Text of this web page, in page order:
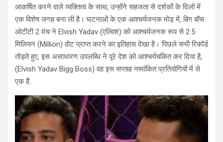
आकर्षित करने वाले व्यक्तित्व के साथ, उन्होंने सहजता से दर्शकों के दिलों में
एक विशेष जगह बना ली है। घटनाओं के एक आश्चर्यजनक मोड़ में, बिग बॉस
ओटीटी 2 मंच ने Elvish Yadav (एल्विश) को आश्चर्यजनक रूप से 2.5
मिलियन (Million) वोट प्राप्त करने का इतिहास देखा है। पिछले सभी रिकॉर्ड
तोड़ते हुए, इस असाधारण उपलब्धि ने पूरे देश को आश्चर्यचकित कर दिया है,
(Elvish Yadav Bigg Boss) वह इस सप्ताह नामांकित प्रतियोगियों में से
एक हैं..